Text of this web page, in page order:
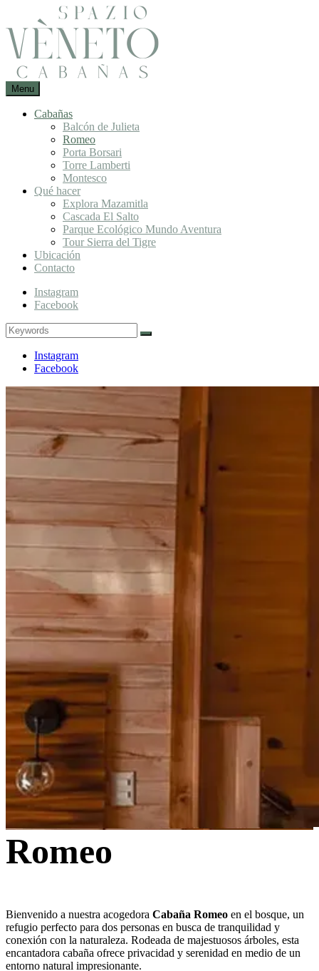
content
Spazio
Vèneto :
Mazamitla
Un
lugar
para
desconectarte
Menu
Cabañas
Balcón de Julieta
Romeo
Porta Borsari
Torre Lamberti
Montesco
Qué hacer
Explora Mazamitla
Cascada El Salto
Parque Ecológico Mundo Aventura
Tour Sierra del Tigre
Ubicación
Contacto
Instagram
Facebook
Search
for:
Search
Instagram
Facebook
Romeo
Bienvenido a nuestra acogedora Cabaña Romeo en el bosque, un
refugio perfecto para dos personas en busca de tranquilidad y
conexión con la naturaleza. Rodeada de majestuosos árboles, esta
encantadora cabaña ofrece privacidad y serenidad en medio de un
entorno natural impresionante.